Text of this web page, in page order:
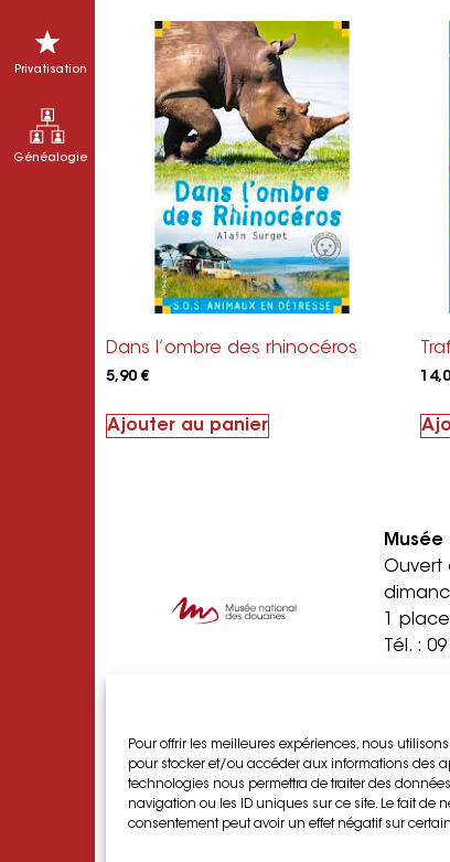
Pour offrir les meilleures expériences, nous
pour stocker et/ou accéder aux informations des
technologies nous permettra de traiter des
navigation ou les ID uniques sur ce site. Le fait de
consentement peut avoir un effet négatif sur
Privatisation
Généalogie
Dans l’ombre des rhinocéros
5,90€
Ajouter au panier
Ouvert
1
Tél. : 09
Ouvert
1 quai
Tél :09